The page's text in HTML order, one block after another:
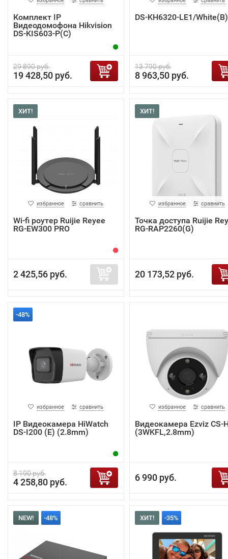
Комплект IP
Видеодомофона Hikvision
DS-KIS603-P(C)
29 890 руб.
19 428,50 руб.
DS-KH6320-LE1/White(B)
13 790 руб.
8 963,50 руб.
ХИТ!
избранное сравнить
Wi-fi роутер Ruijie Reyee
RG-EW300 PRO
2 425,56 руб.
ХИТ!
избранное сравнить
Точка доступа Ruijie
RG-RAP2260(G)
20 173,52 руб.
-48%
избранное сравнить
IP Видеокамера HiWatch
DS-I200 (E) (2.8mm)
8 190 руб.
4 258,80 руб.
избранное сравнить
Видеокамера Ezviz CS-
(3WKFL,2.8mm)
6 990 руб.
NEW! -48% ХИТ! -35%